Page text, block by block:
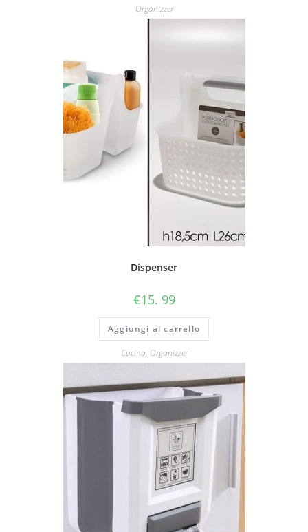
Organizzer
Dispenser
€15. 99
Aggiungi al carrello
Cucina, Organizzer